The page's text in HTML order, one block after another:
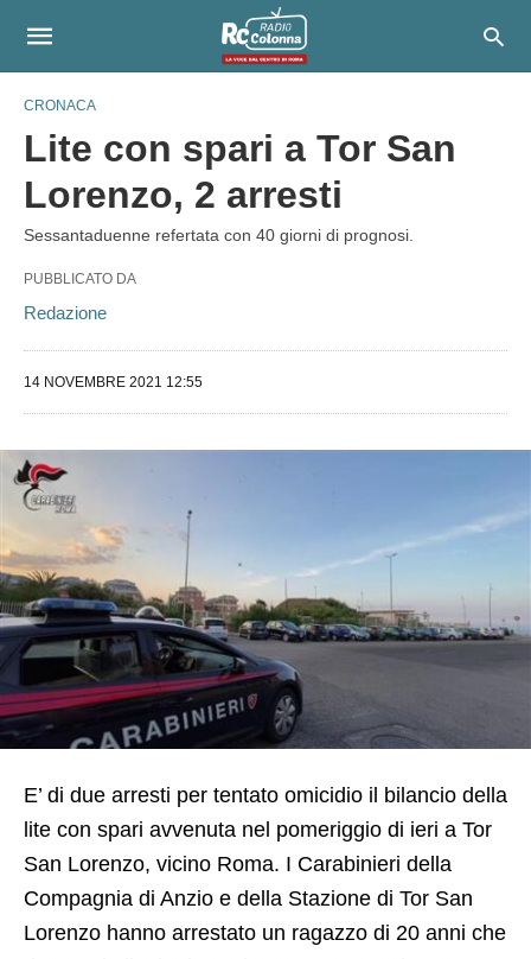
CRONACA
Lite con spari a Tor San
Lorenzo, 2 arresti
Sessantaduenne refertata con 40 giorni di prognosi.
PUBBLICATO DA
Redazione
14 NOVEMBRE 2021 12:55
E’ di due arresti per tentato omicidio il bilancio della
lite con spari avvenuta nel pomeriggio di ieri a Tor
San Lorenzo, vicino Roma. I Carabinieri della
Compagnia di Anzio e della Stazione di Tor San
Lorenzo hanno arrestato un ragazzo di 20 anni che